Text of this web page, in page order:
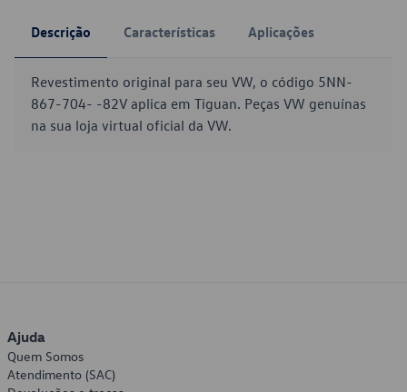
Descrição Características Aplicações
Revestimento original para seu VW, o código 5NN-
867-704- -82V aplica em Tiguan. Peças VW genuínas
na sua loja virtual oficial da VW.
Ajuda
Quem Somos
Atendimento (SAC)